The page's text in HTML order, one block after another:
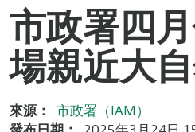
市政署四
場親近大
來源：
市政署（IAM）